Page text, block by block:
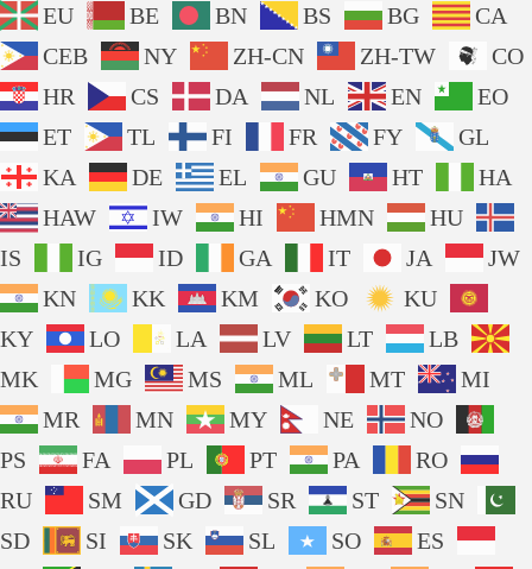
EU
BE BN BS BG
CA
CEB
NY ZH-CN ZH-TW
CO
HR
CS DA NL EN
EO
ET
TL FI FR FY
GL
KA
DE EL GU HT
HA
HAW
IW HI HMN
HU
IS
IG ID GA IT JA
JW
KN
KK KM KO
KU
KY
LO LA LV LT
LB
MK
MG MS ML MT
MI
MR
MN MY NE
NO
PS
FA PL PT PA
RO
RU
SM GD SR ST
SN
SD
SI SK SL SO
ES